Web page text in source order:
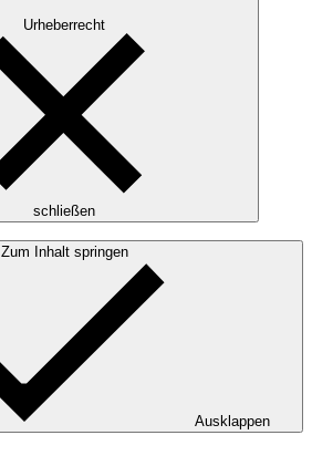
Urheberrecht
schließen
Zum Inhalt springen
Ausklappen